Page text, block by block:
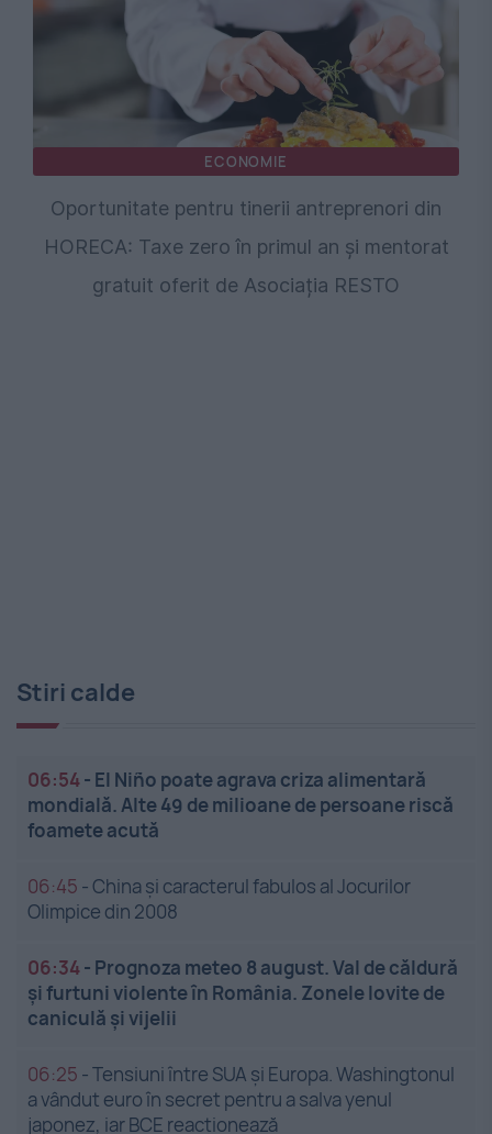
ECONOMIE
Oportunitate pentru tinerii antreprenori din
HORECA: Taxe zero în primul an și mentorat
gratuit oferit de Asociația RESTO
Stiri calde
06:54- El Niño poate agrava criza alimentară
mondială. Alte 49 de milioane de persoane riscă
foamete acută
06:45 -China și caracterul fabulos al Jocurilor
Olimpice din 2008
06:34- Prognoza meteo 8 august. Val de căldură
și furtuni violente în România. Zonele lovite de
caniculă și vijelii
06:25 -Tensiuni între SUA și Europa. Washingtonul
a vândut euro în secret pentru a salva yenul
japonez, iar BCE reacționează